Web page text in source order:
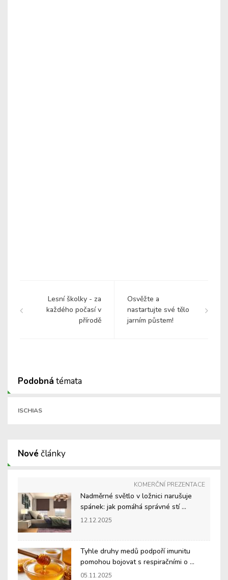
Lesní školky - za
každého počasí v
přírodě
Osvěžte a
nastartujte své tělo
jarním půstem!
Podobná témata
ISCHIAS
Nové články
KOMERČNÍ PREZENTACE
Nadměrné světlo v ložnici narušuje
spánek: jak pomáhá správné stí ...
12.12.2025
Tyhle druhy medů podpoří imunitu
pomohou bojovat s respiračními o ...
05.11.2025